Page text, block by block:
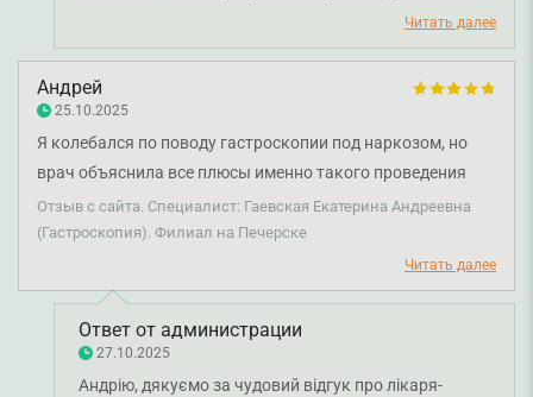
пройшов для вас комфортно та без хвилювань, а
лікар змогла детально пояснити всі етапи та
забезпечити максимально безболісний досвід під
час анестезії. Ми дуже цінуємо вашу високу оцінку
професіоналізму та підходу лікаря до пацієнтів.
Бажаємо вам міцного здоров'я!
Читать далее
Андрей
25.10.2025
Я колебался по поводу гастроскопии под наркозом, но
врач объяснила все плюсы именно такого проведения
процедуры и за это невероятно благодарен. Гастроскопия
была без всякого дискомфорта даже после пробуждения.
Я получил качественные результаты, и это главный плюс.
Мне рассказали подробно, простыми понятными
словами, что и к чему в заключении. Однозначно советую
делать исследования у этого врача.
Отзыв с сайта. Специалист: Гаевская Екатерина Андреевна
(Гастроскопия). Филиал на Печерске
Читать далее
Ответ от администрации
27.10.2025
Андрію, дякуємо за чудовий відгук про лікаря-